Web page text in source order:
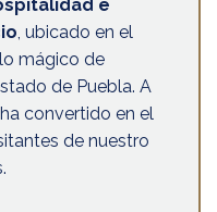
e
, ubicado en el
mágico de
de Puebla. A
convertido en el
de nuestro